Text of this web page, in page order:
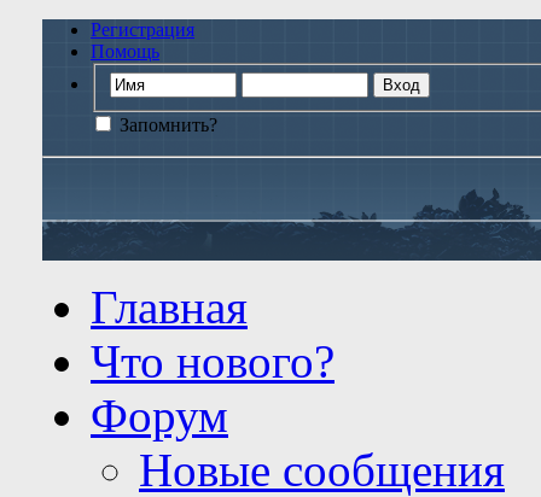
Регистрация
Помощь
Запомнить?
Главная
Что нового?
Форум
Новые сообщения